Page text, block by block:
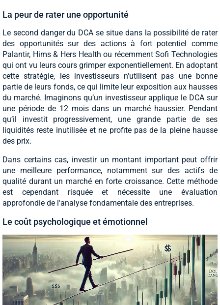
La peur de rater une opportunité
Le second danger du DCA se situe dans la possibilité de rater
des opportunités sur des actions à fort potentiel comme
Palantir, Hims & Hers Health ou récemment Sofi Technologies
qui ont vu leurs cours grimper exponentiellement. En adoptant
cette stratégie, les investisseurs n'utilisent pas une bonne
partie de leurs fonds, ce qui limite leur exposition aux hausses
du marché. Imaginons qu’un investisseur applique le DCA sur
une période de 12 mois dans un marché haussier. Pendant
qu’il investit progressivement, une grande partie de ses
liquidités reste inutilisée et ne profite pas de la pleine hausse
des prix.
Dans certains cas, investir un montant important peut offrir
une meilleure performance, notamment sur des actifs de
qualité durant un marché en forte croissance. Cette méthode
est cependant risquée et nécessite une évaluation
approfondie de l'analyse fondamentale des entreprises.
Le coût psychologique et émotionnel